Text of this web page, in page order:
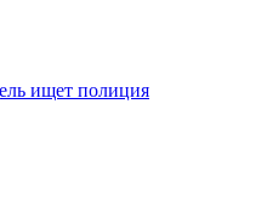
ищет полиция